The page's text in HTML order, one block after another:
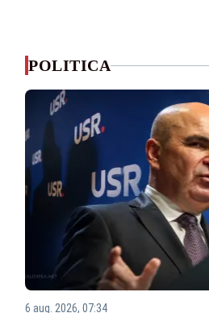
POLITICA
6 aug. 2026, 07:34